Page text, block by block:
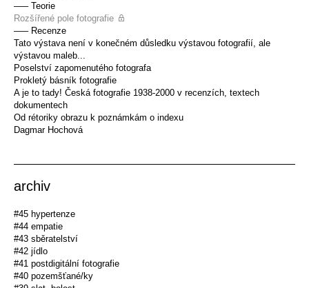
––– Teorie
Rozšířené pole fotografie
––– Recenze
Tato výstava není v konečném důsledku výstavou fotografií, ale
výstavou maleb...
Poselství zapomenutého fotografa
Prokletý básník fotografie
A je to tady! Česká fotografie 1938-2000 v recenzích, textech
dokumentech
Od rétoriky obrazu k poznámkám o indexu
Dagmar Hochová
archiv
#45 hypertenze
#44 empatie
#43 sběratelství
#42 jídlo
#41 postdigitální fotografie
#40 pozemšťané/ky